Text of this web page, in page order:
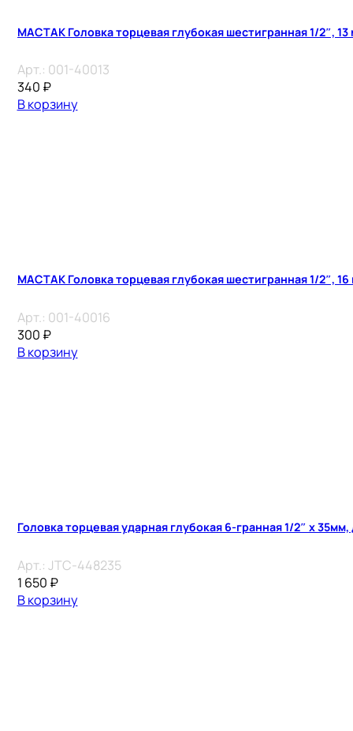
МАСТАК Головка торцевая глубокая шестигранная 1/2″, 13
Арт.: 001-40013
340 ₽
В корзину
МАСТАК Головка торцевая глубокая шестигранная 1/2″, 16
Арт.: 001-40016
300 ₽
В корзину
Головка торцевая ударная глубокая 6-гранная 1/2″ х
Арт.: JTC-448235
1 650 ₽
В корзину